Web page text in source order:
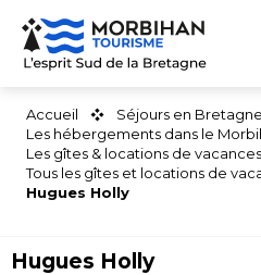
Aller
contenu
Accueil
Séjours en
Les hébergements dans le
Les gîtes & locations de vacances
Tous les gîtes et locations de
Hugues Holly
Hugues Holly